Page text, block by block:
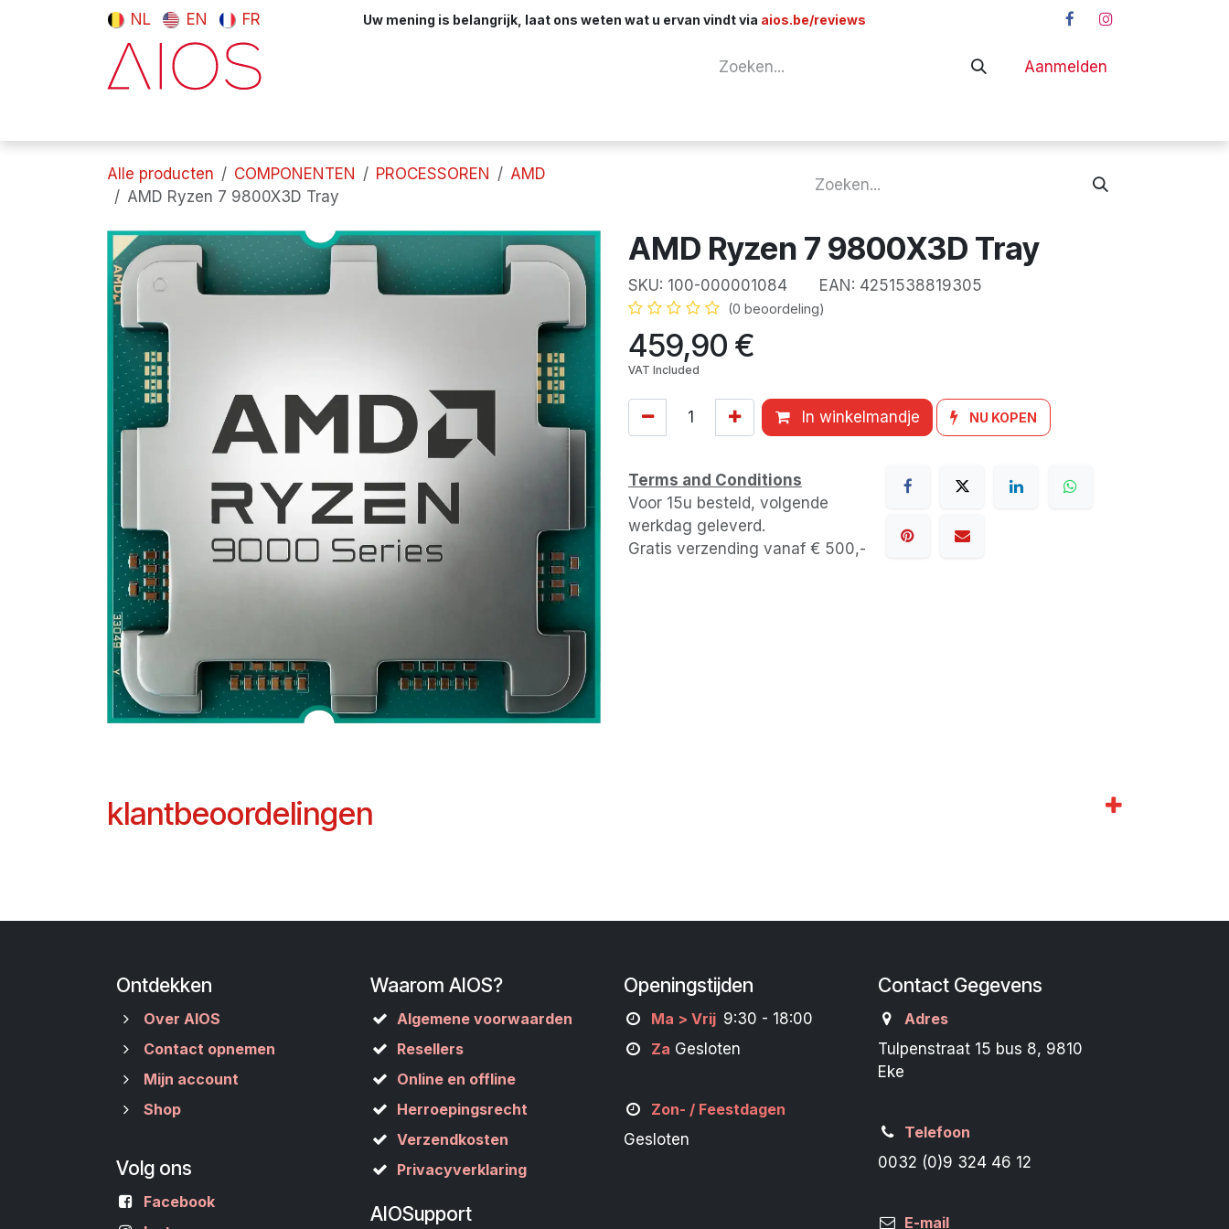
Overslaan naar inhoud
NL EN FR Uw mening is belangrijk, laat ons weten wat u ervan vindt via aios.be/reviews
Aanmelden
Alle producten COMPONENTEN PROCESSOREN
AMD
AMD Ryzen 7 9800X3D Tray
AMD Ryzen 7 9800X3D Tray
SKU: 100-000001084 EAN: 4251538819305
(0 beoordeling)
459,90 €
VAT Included
In winkelmandje NU KOPEN
Terms and Conditions
Voor 15u besteld, volgende
werkdag geleverd.
Gratis verzending vanaf € 500,-
klantbeoordelingen
Ontdekken
Over AIOS
Contact opnemen
Mijn account
Shop
Waarom AIOS?
Algemene voorwaarden
Resellers
Online en offline
Herroepingsrecht
Verzendkosten
Privacyverklaring
Openingstijden
Ma > Vrij 9:30 - 18:00
Za Gesloten
Zon- / Feestdagen
Gesloten
Contact Gegevens
Adres
Tulpenstraat 15 bus 8, 9810
Eke
Telefoon
0032 (0)9 324 46 12
E-mail
Volg ons
Facebook
AIOSupport